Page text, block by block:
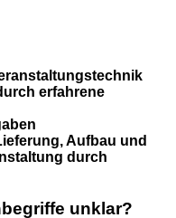
erfahrene
Aufbau und
durch
unklar?